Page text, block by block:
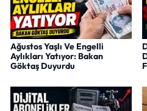
Ağustos Yaşlı Ve Engelli
Aylıkları Yatıyor: Bakan
Göktaş Duyurdu